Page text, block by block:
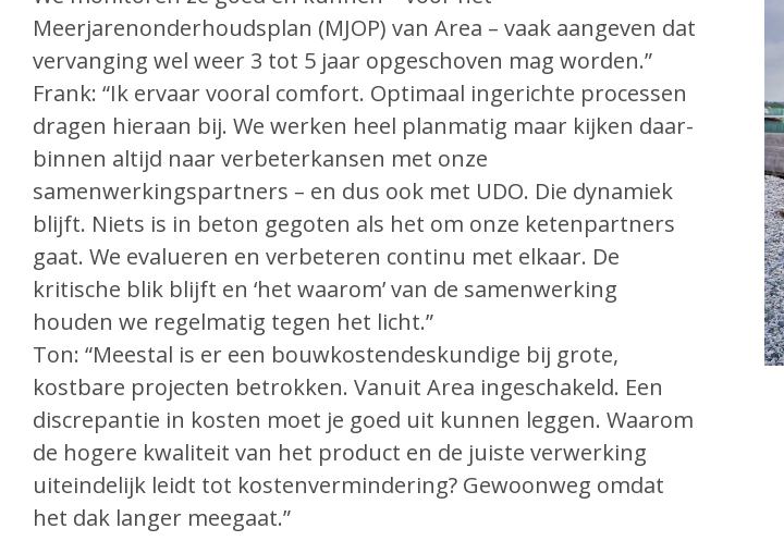
Meerjarenonderhoudsplan (MJOP) van Area – vaak aangeven dat
vervanging wel weer 3 tot 5 jaar opgeschoven mag worden.”
Frank: “Ik ervaar vooral comfort. Optimaal ingerichte processen
dragen hieraan bij. We werken heel planmatig maar kijken daar-
binnen altijd naar verbeterkansen met onze
samenwerkingspartners – en dus ook met UDO. Die dynamiek
blijft. Niets is in beton gegoten als het om onze ketenpartners
gaat. We evalueren en verbeteren continu met elkaar. De
kritische blik blijft en ‘het waarom’ van de samenwerking
houden we regelmatig tegen het licht.”
Ton: “Meestal is er een bouwkostendeskundige bij grote,
kostbare projecten betrokken. Vanuit Area ingeschakeld. Een
discrepantie in kosten moet je goed uit kunnen leggen. Waarom
de hogere kwaliteit van het product en de juiste verwerking
uiteindelijk leidt tot kostenvermindering? Gewoonweg omdat
het dak langer meegaat.”